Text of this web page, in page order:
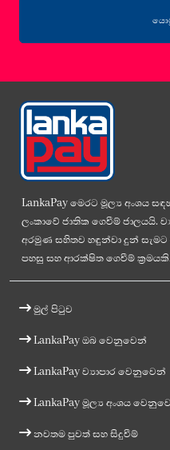
LankaPay මෙරට මූල්‍ය අංශය
ලංකාවේ ජාතික ගෙවීම් ජාලයයි.
අරමුණ සහිතව හඳුන්වා දුන්
පහසු සහ ආරක්ෂිත ගෙවීම් ක්‍රමයකි.
මුල් පිටුව
LankaPay ඔබ වෙනුවෙන්
LankaPay ව්‍යාපාර වෙනුවෙන්
LankaPay මූල්‍ය අංශය
නවතම පුවත් සහ සිදුවීම්